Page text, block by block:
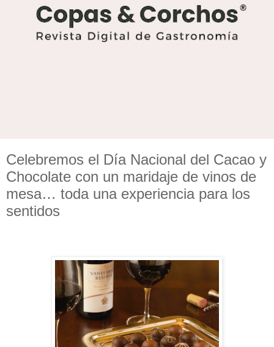
Celebremos el Día Nacional del Cacao y
Chocolate con un maridaje de vinos de
mesa… toda una experiencia para los
sentidos